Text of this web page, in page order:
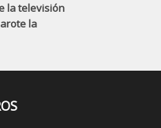
la televisión
la